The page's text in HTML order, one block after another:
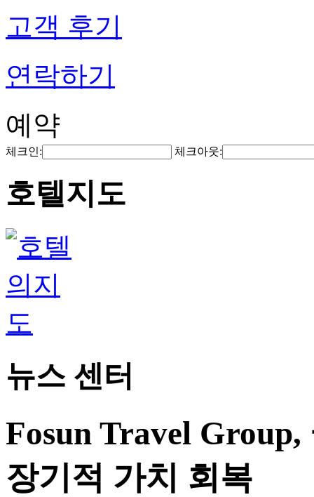
고객 후기
연락하기
예약
체크인: 체크아웃:
호텔지도
뉴스 센터
Fosun Travel
장기적 가치 회복